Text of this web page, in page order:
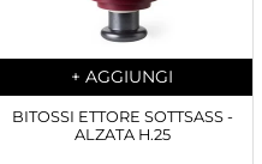
Quantity
+ AGGIUNGI
BITOSSI ETTORE SOTTSASS -
ALZATA H.25